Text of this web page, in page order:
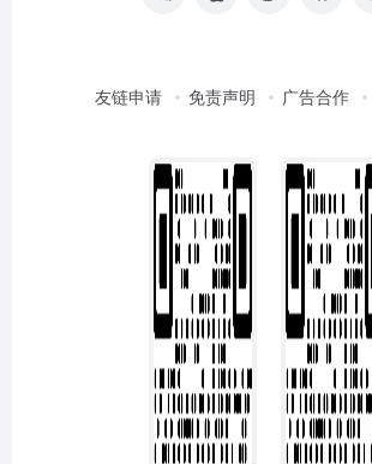
友链申请 免责声明 广告合作